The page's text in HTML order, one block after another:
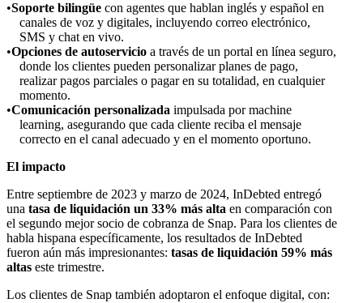
Soporte bilingüe con agentes que hablan inglés y español en
canales de voz y digitales, incluyendo correo electrónico,
SMS y chat en vivo.
Opciones de autoservicio a través de un portal en línea seguro,
donde los clientes pueden personalizar planes de pago,
realizar pagos parciales o pagar en su totalidad, en cualquier
momento.
Comunicación personalizada impulsada por machine
learning, asegurando que cada cliente reciba el mensaje
correcto en el canal adecuado y en el momento oportuno.
El impacto
Entre septiembre de 2023 y marzo de 2024, InDebted entregó
una tasa de liquidación un 33% más alta en comparación con
el segundo mejor socio de cobranza de Snap. Para los clientes de
habla hispana específicamente, los resultados de InDebted
fueron aún más impresionantes: tasas de liquidación 59% más
altas este trimestre.
Los clientes de Snap también adoptaron el enfoque digital, con: